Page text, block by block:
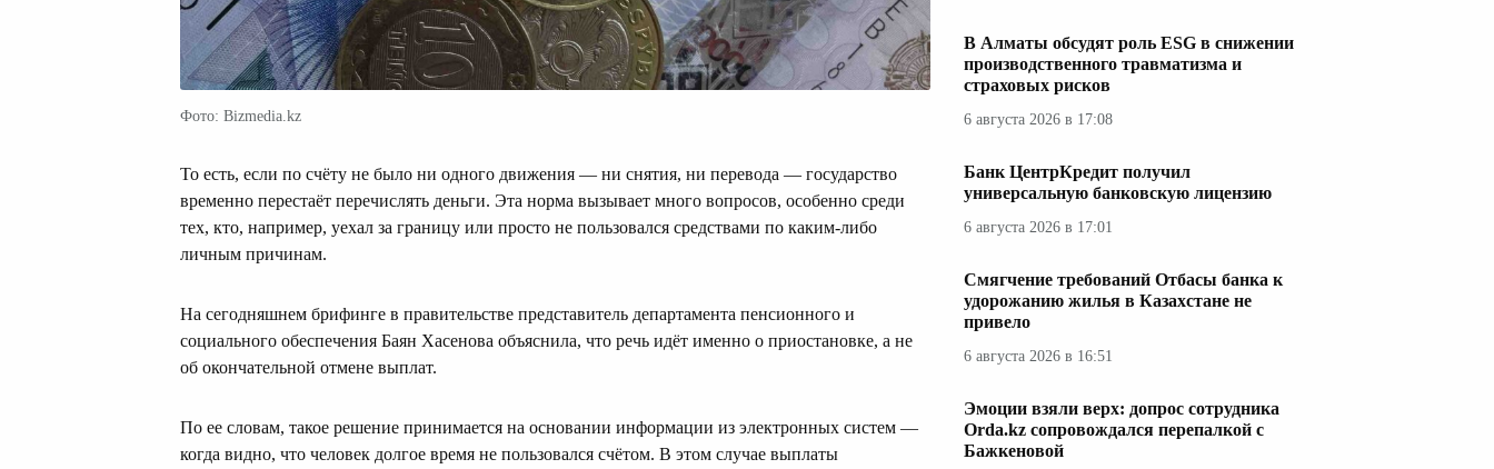
Фото: Bizmedia.kz
То есть, если по счёту не было ни одного движения — ни снятия, ни перевода — государство
временно перестаёт перечислять деньги. Эта норма вызывает много вопросов, особенно среди
тех, кто, например, уехал за границу или просто не пользовался средствами по каким-либо
личным причинам.
На сегодняшнем брифинге в правительстве представитель департамента пенсионного и
социального обеспечения Баян Хасенова объяснила, что речь идёт именно о приостановке, а не
об окончательной отмене выплат.
По ее словам, такое решение принимается на основании информации из электронных систем —
когда видно, что человек долгое время не пользовался счётом. В этом случае выплаты
В Алматы обсудят роль ESG в снижении
производственного травматизма и
страховых рисков
6 августа 2026 в 17:08
Банк ЦентрКредит получил
универсальную банковскую лицензию
6 августа 2026 в 17:01
Смягчение требований Отбасы банка к
удорожанию жилья в Казахстане не
привело
6 августа 2026 в 16:51
Эмоции взяли верх: допрос сотрудника
Orda.kz сопровождался перепалкой с
Бажкеновой